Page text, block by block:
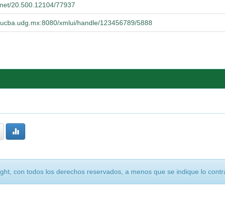
20.500.12104/77937
xmlui/handle/123456789/5888
con todos los derechos reservados, a menos que se indique lo